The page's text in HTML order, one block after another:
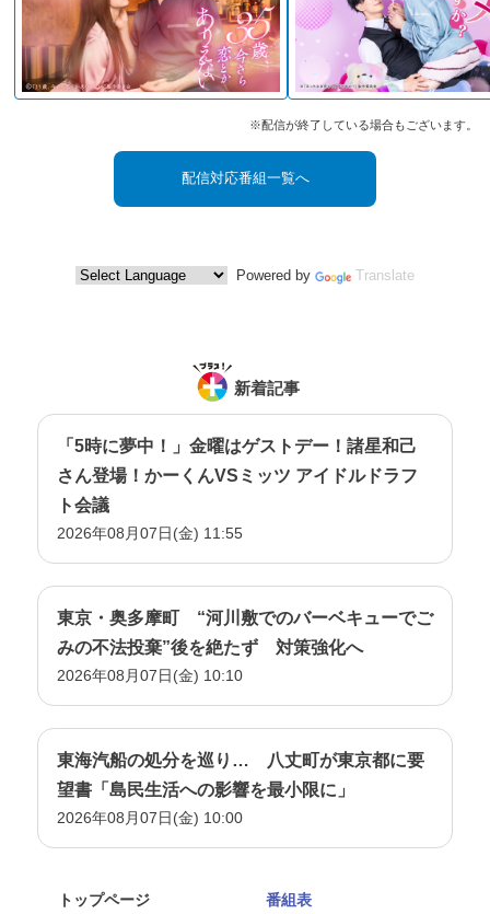
※配信が終了している場合もございます。
配信対応番組一覧へ
Powered by Translate
新着記事
「5時に夢中！」金曜はゲストデー！諸星和己
さん登場！かーくんVSミッツ アイドルドラフ
ト会議
2026年08月07日(金) 11:55
東京・奥多摩町 “河川敷でのバーベキューでご
みの不法投棄”後を絶たず 対策強化へ
2026年08月07日(金) 10:10
東海汽船の処分を巡り… 八丈町が東京都に要
望書「島民生活への影響を最小限に」
2026年08月07日(金) 10:00
トップページ 番組表